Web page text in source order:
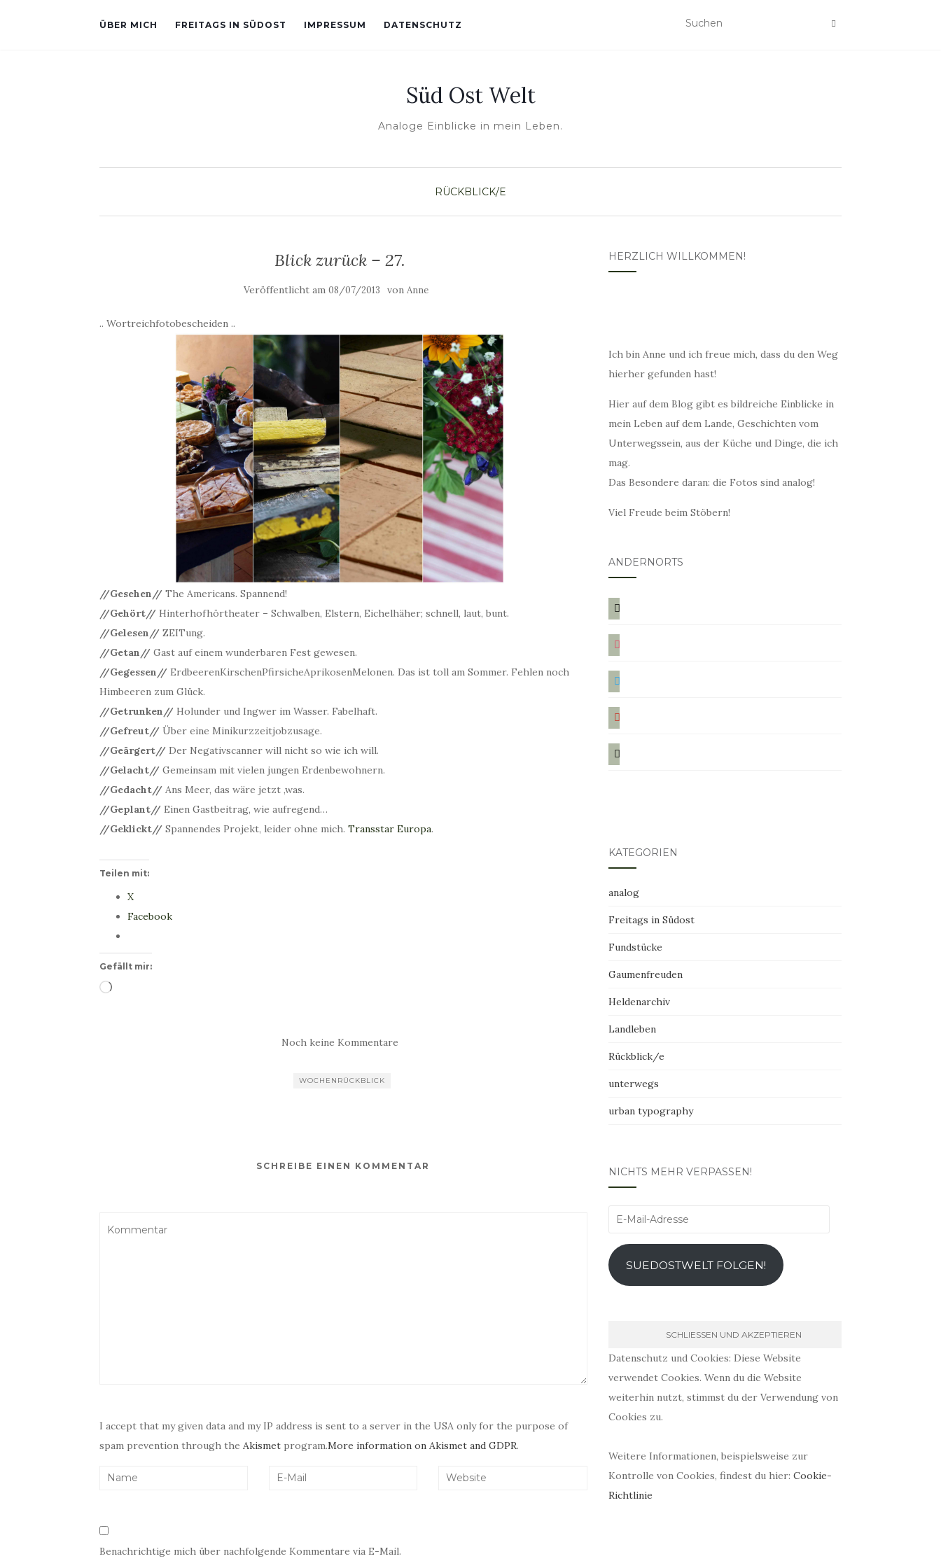
ÜBER MICH FREITAGS IN SÜDOST IMPRESSUM DATENSCHUTZ
Süd Ost Welt
Analoge Einblicke in mein Leben.
RÜCKBLICK/E
Blick zurück – 27.
Veröffentlicht am08/07/2013 vonAnne
.. Wortreichfotobescheiden ..
//Gesehen// The Americans. Spannend!
//Gehört// Hinterhofhörtheater – Schwalben, Elstern, Eichelhäher; schnell, laut, bunt.
//Gelesen// ZEITung.
//Getan// Gast auf einem wunderbaren Fest gewesen.
//Gegessen// ErdbeerenKirschenPfirsicheAprikosenMelonen. Das ist toll am Sommer. Fehlen noch
Himbeeren zum Glück.
//Getrunken// Holunder und Ingwer im Wasser. Fabelhaft.
//Gefreut// Über eine Minikurzzeitjobzusage.
//Geärgert// Der Negativscanner will nicht so wie ich will.
//Gelacht// Gemeinsam mit vielen jungen Erdenbewohnern.
//Gedacht// Ans Meer, das wäre jetzt ‚was.
//Geplant// Einen Gastbeitrag, wie aufregend…
//Geklickt// Spannendes Projekt, leider ohne mich. Transstar Europa.
Teilen mit:
X
Facebook
Gefällt mir:
Wird
Noch keine Kommentare
WOCHENRÜCKBLICK
SCHREIBE EINEN KOMMENTAR
I accept that my given data and my IP address is sent to a server in the USA only for the purpose of
spam prevention through the Akismet program.More information on Akismet and GDPR.
Benachrichtige mich über nachfolgende Kommentare via E-Mail.
HERZLICH WILLKOMMEN!
Ich bin Anne und ich freue mich, dass du den Weg
hierher gefunden hast!
Hier auf dem Blog gibt es bildreiche Einblicke in
mein Leben auf dem Lande, Geschichten vom
Unterwegssein, aus der Küche und Dinge, die ich
mag.
Das Besondere daran: die Fotos sind analog!
Viel Freude beim Stöbern!
ANDERNORTS
bloglovin
instagram
twitter
pinterest
mail
KATEGORIEN
analog
Freitags in Südost
Fundstücke
Gaumenfreuden
Heldenarchiv
Landleben
Rückblick/e
unterwegs
urban typography
NICHTS MEHR VERPASSEN!
E-
Adresse
SUEDOSTWELT FOLGEN!
Datenschutz und Cookies: Diese Website
verwendet Cookies. Wenn du die Website
weiterhin nutzt, stimmst du der Verwendung von
Cookies zu.
Weitere Informationen, beispielsweise zur
Kontrolle von Cookies, findest du hier: Cookie-
Richtlinie